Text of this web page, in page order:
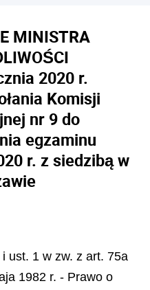
MINISTRA
2020 r.
Komisji
nr 9 do
egzaminu
r. z siedzibą w
ust. 1 w zw. z art. 75a
1982 r. - Prawo o